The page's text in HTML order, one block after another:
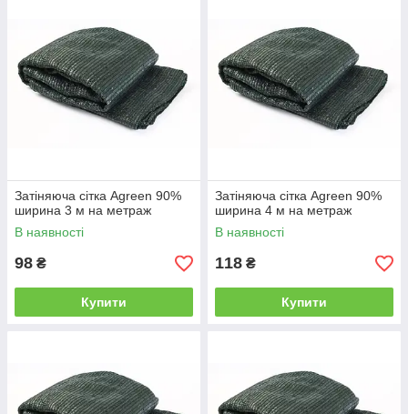
Затіняюча сітка Agreen 90%
ширина 3 м на метраж
В наявності
98 ₴
Купити
Затіняюча сітка Agreen 90%
ширина 4 м на метраж
В наявності
118 ₴
Купити